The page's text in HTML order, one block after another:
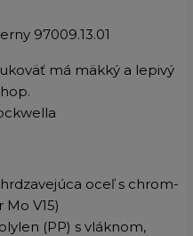
97009.13.01
má mäkký a lepivý
oceľ s chrom-
V15)
(PP) s vláknom,